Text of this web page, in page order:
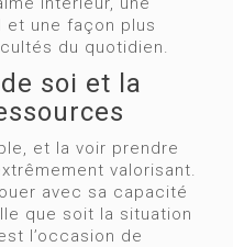
et une façon plus
du quotidien.
soi et la
et la voir prendre
valorisant.
avec sa capacité
que soit la situation
l’occasion de